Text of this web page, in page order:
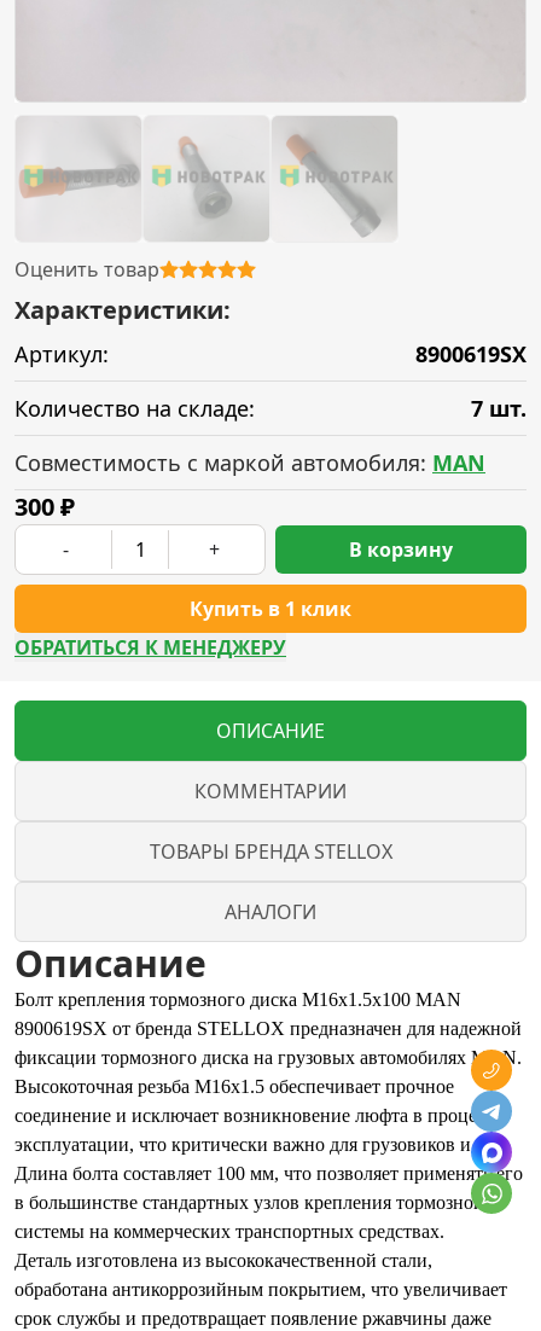
Оценить товар
Характеристики:
Артикул:
8900619SX
Количество на складе:
7 шт.
Совместимость с маркой автомобиля: MAN
300₽
- +
Купить в 1 клик
В корзину
ОБРАТИТЬСЯ К МЕНЕДЖЕРУ
ОПИСАНИЕ
КОММЕНТАРИИ
ТОВАРЫ БРЕНДА STELLOX
АНАЛОГИ
Описание
Болт крепления тормозного диска M16x1.5x100 MAN
8900619SX от бренда STELLOX предназначен для надежной
фиксации тормозного диска на грузовых автомобилях MAN.
Высокоточная резьба M16x1.5 обеспечивает прочное
соединение и исключает возникновение люфта в процессе
эксплуатации, что критически важно для грузовиков и фур.
Длина болта составляет 100 мм, что позволяет применять его
в большинстве стандартных узлов крепления тормозной
системы на коммерческих транспортных средствах.
Деталь изготовлена из высококачественной стали,
обработана антикоррозийным покрытием, что увеличивает
срок службы и предотвращает появление ржавчины даже